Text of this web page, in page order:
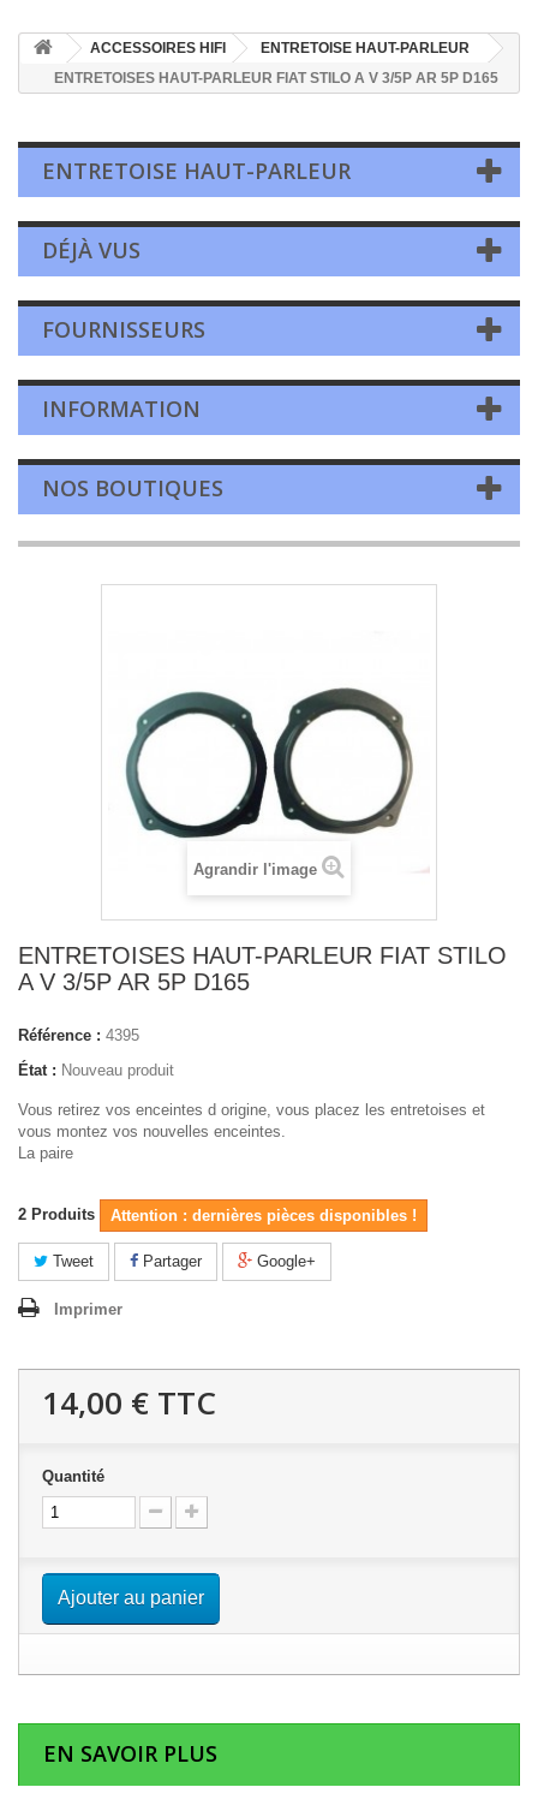
ACCESSOIRES HIFI
ENTRETOISE HAUT-PARLEUR
ENTRETOISES HAUT-PARLEUR FIAT STILO A V 3/5P AR 5P D165
ENTRETOISE HAUT-PARLEUR
DÉJÀ VUS
FOURNISSEURS
INFORMATION
NOS BOUTIQUES
Agrandir l'image
ENTRETOISES HAUT-PARLEUR FIAT STILO
A V 3/5P AR 5P D165
Référence : 4395
État : Nouveau produit
Vous retirez vos enceintes d origine, vous placez les entretoises et
vous montez vos nouvelles enceintes.
La paire
2 Produits Attention : dernières pièces disponibles !
Tweet Partager Google+
Imprimer
14,00 € TTC
Quantité
Ajouter au panier
EN SAVOIR PLUS